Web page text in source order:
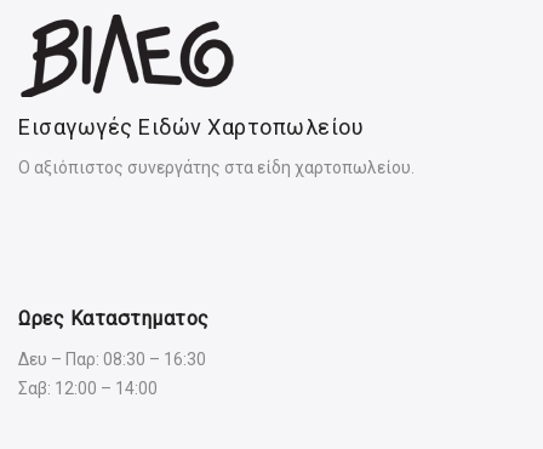
Εισαγωγές Ειδών Χαρτοπωλείου
Ο αξιόπιστος συνεργάτης στα είδη χαρτοπωλείου.
Ωρες Καταστηματος
Δευ – Παρ: 08:30 – 16:30
Σαβ: 12:00 – 14:00